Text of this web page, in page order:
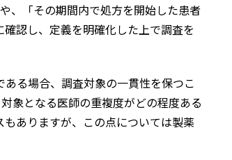
、「その期間内で処方を開始した患者
認し、定義を明確化した上で調査を
る場合、調査対象の一貫性を保つこ
象となる医師の重複度がどの程度ある
ありますが、この点については製薬